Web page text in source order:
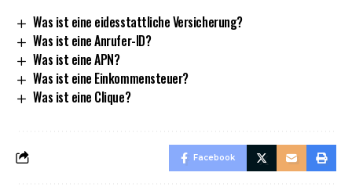
Was ist eine eidesstattliche Versicherung?
Was ist eine Anrufer-ID?
Was ist eine APN?
Was ist eine Einkommensteuer?
Was ist eine Clique?
Facebook